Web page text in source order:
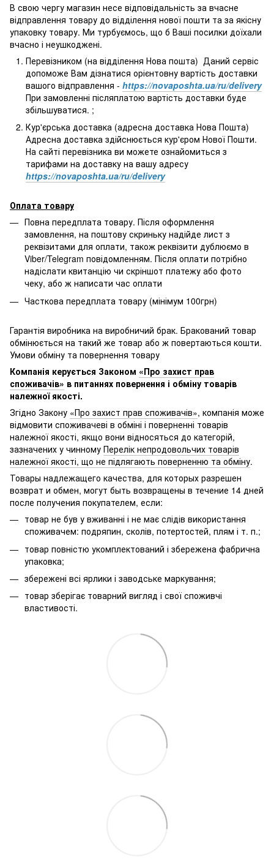
В свою чергу магазин несе відповідальність за вчасне
відправлення товару до відділення нової пошти та за якісну
упаковку товару. Ми турбуємось, що б Ваші посилки доїхали
вчасно і неушкоджені.
Перевізником (на відділення Нова пошта) Даний сервіс
допоможе Вам дізнатися орієнтовну вартість доставки
вашого відправлення - https://novaposhta.ua/ru/delivery
При замовленні післяплатою вартість доставки буде
збільшуватися. ;
Кур'єрська доставка (адресна доставка Нова Пошта)
Адресна доставка здійснюється кур'єром Нової Пошти.
На сайті перевізника ви можете ознайомиться з
тарифами на доставку на вашу адресу
https://novaposhta.ua/ru/delivery
Оплата товару
Повна передплата товару. Після оформлення
замовлення, на поштову скриньку надійде лист з
реквізитами для оплати, також реквізити дублюємо в
Viber/Telegram повідомленням. Після оплати потрібно
надіслати квитанцію чи скріншот платежу або фото
чеку, або ж написати час оплати
Часткова передплата товару (мінімум 100грн)
Гарантія виробника на виробничий брак. Бракований товар
обмінюється на такий же товар або ж повертаються кошти.
Умови обміну та повернення товару
Компанія керується Законом «Про захист прав
споживачів» в питаннях повернення і обміну товарів
належної якості.
Згідно Закону «Про захист прав споживачів», компанія може
відмовити споживачеві в обміні і поверненні товарів
належної якості, якщо вони відносяться до категорій,
зазначених у чинному Перелік непродовольчих товарів
належної якості, що не підлягають поверненню та обміну.
Товары надлежащего качества, для которых разрешен
возврат и обмен, могут быть возвращены в течение 14 дней
после получения покупателем, если:
товар не був у вживанні і не має слідів використання
споживачем: подряпин, сколів, потертостей, плям і т. п.;
товар повністю укомплектований і збережена фабрична
упаковка;
збережені всі ярлики і заводське маркування;
товар зберігає товарний вигляд і свої споживчі
властивості.